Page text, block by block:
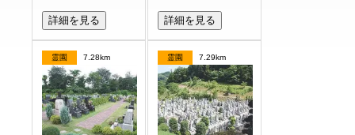
詳細を見る 詳細を見る
霊園 7.28km 霊園 7.29km